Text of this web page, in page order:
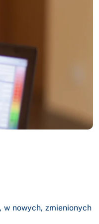
nowych, zmienionych